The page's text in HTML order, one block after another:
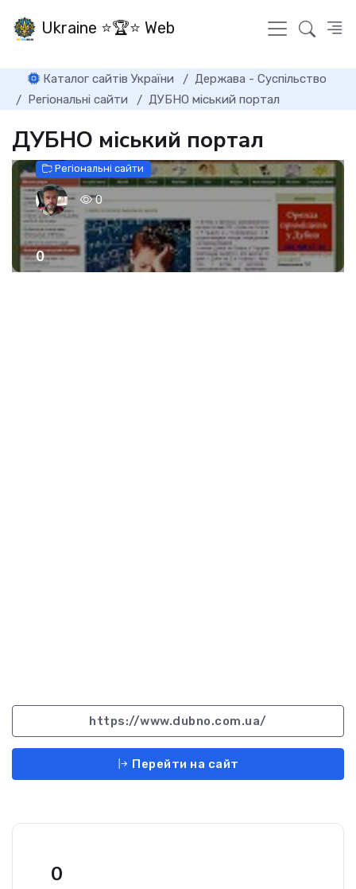
Ukraine ⭐🏆⭐ Web
Каталог сайтів України
Держава - Суспільство
Регіональні сайти
ДУБНО міський портал
ДУБНО міський портал
Регіональні сайти
0
0
https://www.dubno.com.ua/
Перейти на сайт
0